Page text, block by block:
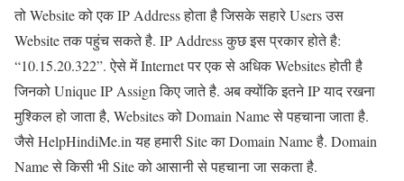
तो Website को एक IP Address होता है जिसके सहारे Users उस
Website तक पहुंच सकते है. IP Address कुछ इस प्रकार होते है:
“10.15.20.322”. ऐसे में Internet पर एक से अधिक Websites होती है
जिनको Unique IP Assign किए जाते है. अब क्योंकि इतने IP याद रखना
मुश्किल हो जाता है, Websites को Domain Name से पहचाना जाता है.
जैसे HelpHindiMe.in यह हमारी Site का Domain Name है. Domain
Name से किसी भी Site को आसानी से पहचाना जा सकता है.